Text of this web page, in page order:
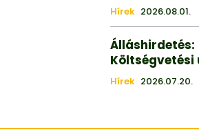
Hírek 2026.08.01.
Álláshirdetés:
Költségvetési
Hírek 2026.07.20.